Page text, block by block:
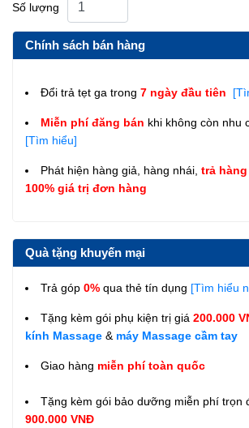
Số lượng
Chính sách bán hàng
Đổi trả tẹt ga trong 7 ngày đầu tiên
Miễn phí đăng bán khi không còn nhu
[Tìm hiểu]
Phát hiện hàng giả, hàng nhái, trả
100% giá trị đơn hàng
Quà tặng khuyến mại
Trả góp 0% qua thẻ tín dụng [Tìm hiểu
Tặng kèm gói phụ kiện trị giá 200.000
kính Massage & máy Massage cầm tay
Giao hàng miễn phí toàn quốc
Tặng kèm gói bảo dưỡng miễn phí trọn
900.000 VNĐ